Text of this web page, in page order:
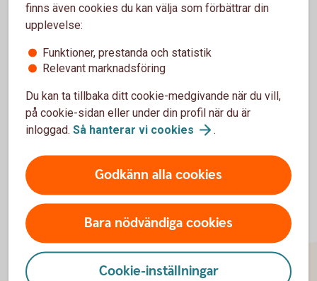
En person som är verksam i företaget och är barn, barnbarn
Om du anger uppgifter som inte är sanna eller fullständiga
kan det innebära att riskförsäkringar som är kopplade till
ni att betala premier för något ni inte kan använda fullt ut.
finns även cookies du kan välja som förbättrar din
upplevelse:
Funktioner, prestanda och statistik
Relevant marknadsföring
Du kan ta tillbaka ditt cookie-medgivande när du vill,
på cookie-sidan eller under din profil när du är
inloggad. Så hanterar vi cookies .
Godkänn alla cookies
Bara nödvändiga cookies
Cookie-inställningar